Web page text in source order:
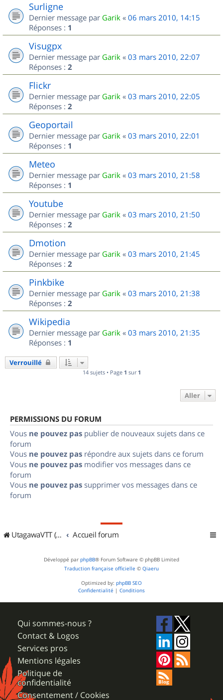
Surligne
Dernier message par Garik « 06 mars 2010, 14:15
Réponses : 1
Visugpx
Dernier message par Garik « 03 mars 2010, 22:07
Réponses : 2
Flickr
Dernier message par Garik « 03 mars 2010, 22:05
Réponses : 2
Geoportail
Dernier message par Garik « 03 mars 2010, 22:01
Réponses : 1
Meteo
Dernier message par Garik « 03 mars 2010, 21:58
Réponses : 1
Youtube
Dernier message par Garik « 03 mars 2010, 21:50
Réponses : 2
Dmotion
Dernier message par Garik « 03 mars 2010, 21:45
Réponses : 2
Pinkbike
Dernier message par Garik « 03 mars 2010, 21:38
Réponses : 2
Wikipedia
Dernier message par Garik « 03 mars 2010, 21:35
Réponses : 1
Verrouillé
14 sujets • Page 1 sur 1
Aller
PERMISSIONS DU FORUM
Vous ne pouvez pas publier de nouveaux sujets dans ce
forum
Vous ne pouvez pas répondre aux sujets dans ce forum
Vous ne pouvez pas modifier vos messages dans ce
forum
Vous ne pouvez pas supprimer vos messages dans ce
forum
UtagawaVTT (Randos VTT et VTTAE avec traces GPS) Accueil forum
Développé par phpBB® Forum Software © phpBB Limited
Traduction française officielle © Qiaeru
Optimized by: phpBB SEO
Confidentialité | Conditions
Qui sommes-nous ?
Contact & Logos
Services pros
Mentions légales
Politique de
confidentialité
Consentement / Cookies